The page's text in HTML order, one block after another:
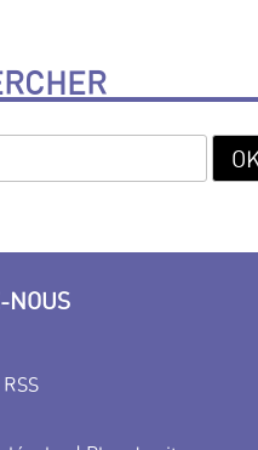
NOUS
RSS